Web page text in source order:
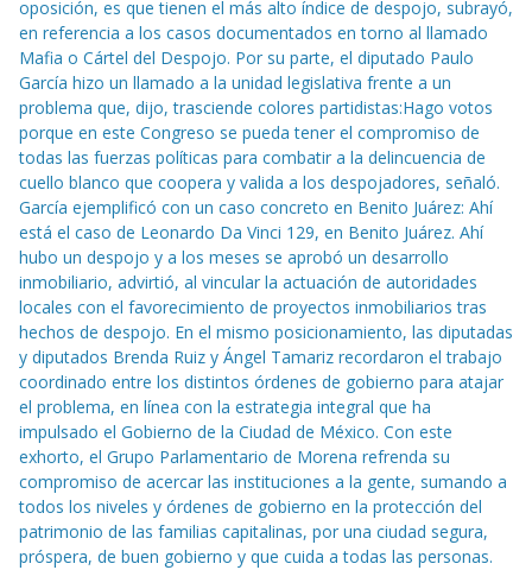
oposición, es que tienen el más alto índice de despojo, subrayó,
en referencia a los casos documentados en torno al llamado
Mafia o Cártel del Despojo. Por su parte, el diputado Paulo
García hizo un llamado a la unidad legislativa frente a un
problema que, dijo, trasciende colores partidistas:Hago votos
porque en este Congreso se pueda tener el compromiso de
todas las fuerzas políticas para combatir a la delincuencia de
cuello blanco que coopera y valida a los despojadores, señaló.
García ejemplificó con un caso concreto en Benito Juárez: Ahí
está el caso de Leonardo Da Vinci 129, en Benito Juárez. Ahí
hubo un despojo y a los meses se aprobó un desarrollo
inmobiliario, advirtió, al vincular la actuación de autoridades
locales con el favorecimiento de proyectos inmobiliarios tras
hechos de despojo. En el mismo posicionamiento, las diputadas
y diputados Brenda Ruiz y Ángel Tamariz recordaron el trabajo
coordinado entre los distintos órdenes de gobierno para atajar
el problema, en línea con la estrategia integral que ha
impulsado el Gobierno de la Ciudad de México. Con este
exhorto, el Grupo Parlamentario de Morena refrenda su
compromiso de acercar las instituciones a la gente, sumando a
todos los niveles y órdenes de gobierno en la protección del
patrimonio de las familias capitalinas, por una ciudad segura,
próspera, de buen gobierno y que cuida a todas las personas.